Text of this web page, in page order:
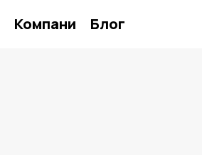
Компани Блог